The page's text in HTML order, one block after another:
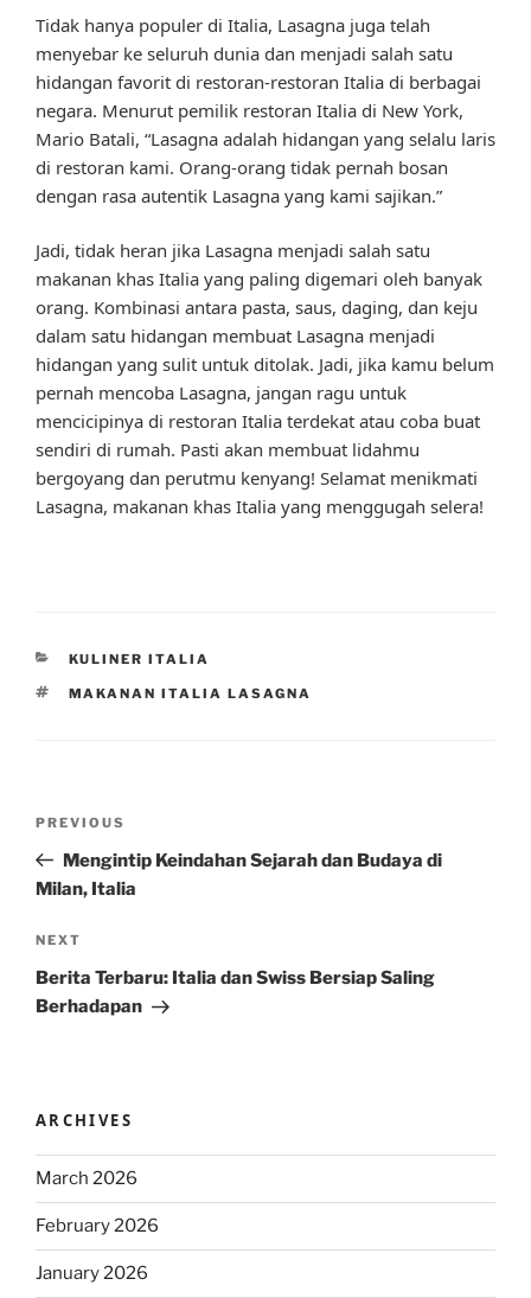
Tidak hanya populer di Italia, Lasagna juga telah
menyebar ke seluruh dunia dan menjadi salah satu
hidangan favorit di restoran-restoran Italia di berbagai
negara. Menurut pemilik restoran Italia di New York,
Mario Batali, “Lasagna adalah hidangan yang selalu laris
di restoran kami. Orang-orang tidak pernah bosan
dengan rasa autentik Lasagna yang kami sajikan.”
Jadi, tidak heran jika Lasagna menjadi salah satu
makanan khas Italia yang paling digemari oleh banyak
orang. Kombinasi antara pasta, saus, daging, dan keju
dalam satu hidangan membuat Lasagna menjadi
hidangan yang sulit untuk ditolak. Jadi, jika kamu belum
pernah mencoba Lasagna, jangan ragu untuk
mencicipinya di restoran Italia terdekat atau coba buat
sendiri di rumah. Pasti akan membuat lidahmu
bergoyang dan perutmu kenyang! Selamat menikmati
Lasagna, makanan khas Italia yang menggugah selera!
CATEGORIES
KULINER ITALIA
TAGS
MAKANAN ITALIA LASAGNA
Previous
Post
PREVIOUS
Mengintip Keindahan Sejarah dan Budaya di
Milan, Italia
Next
Post
NEXT
Berita Terbaru: Italia dan Swiss Bersiap Saling
Berhadapan
ARCHIVES
March 2026
February 2026
January 2026